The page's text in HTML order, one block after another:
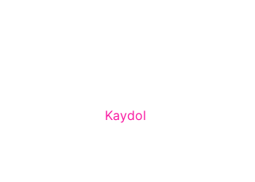
Kaydol